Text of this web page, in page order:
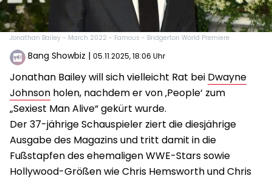
Jonathan Bailey - March 2022 - Famous - Bridgerton World Premiere
Bang Showbiz | 05.11.2025, 18:06 Uhr
Jonathan Bailey will sich vielleicht Rat bei Dwayne
Johnson holen, nachdem er von ‚People‘ zum
„Sexiest Man Alive“ gekürt wurde.
Der 37-jährige Schauspieler ziert die diesjährige
Ausgabe des Magazins und tritt damit in die
Fußstapfen des ehemaligen WWE-Stars sowie
Hollywood-Größen wie Chris Hemsworth und Chris